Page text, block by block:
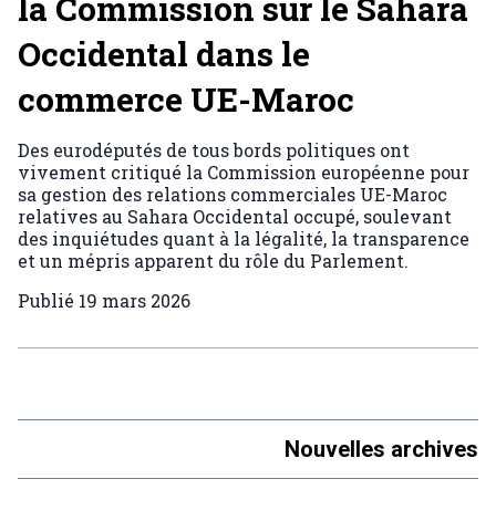
Occidental dans le
commerce UE-Maroc
Des eurodéputés de tous bords politiques ont
vivement critiqué la Commission européenne pour
sa gestion des relations commerciales UE-Maroc
relatives au Sahara Occidental occupé, soulevant
des inquiétudes quant à la légalité, la transparence
et un mépris apparent du rôle du Parlement.
Publié 19 mars 2026
Nouvelles archives